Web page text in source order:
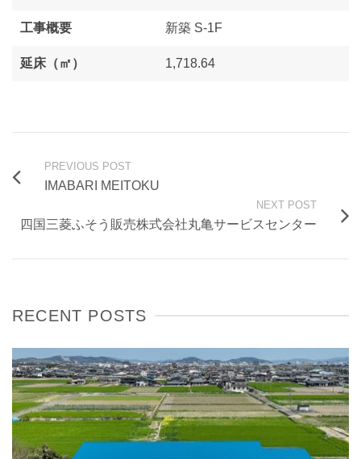
工事概要 新築 S-1F
延床（㎡） 1,718.64
PREVIOUS POST
IMABARI MEITOKU
NEXT POST
四国三菱ふそう販売株式会社丸亀サービスセンター
RECENT POSTS